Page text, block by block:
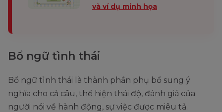
và ví dụ minh họa
Bổ ngữ tình thái
Bổ ngữ tình thái là thành phần phụ bổ sung ý
nghĩa cho cả câu, thể hiện thái độ, đánh giá của
người nói về hành động, sự việc được miêu tả.